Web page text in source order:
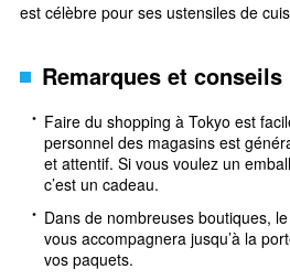
est célèbre pour ses ustensiles de
Remarques et conseils
Faire du shopping à Tokyo est
personnel des magasins est
et attentif. Si vous voulez un
c’est un cadeau.
Dans de nombreuses boutiques,
vous accompagnera jusqu’à la
vos paquets.